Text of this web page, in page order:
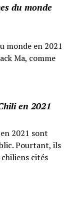
du monde
monde en 2021
Ma, comme
en 2021
2021 sont
Pourtant, ils
cités